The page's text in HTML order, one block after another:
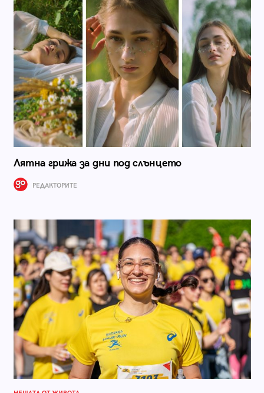
Лятна грижа за дни под слънцето
РЕДАКТОРИТЕ